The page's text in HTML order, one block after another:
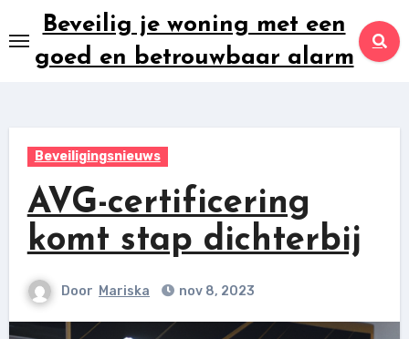
naar
inhoud
Beveilig je woning met een
goed en betrouwbaar alarm
Beveiligingsnieuws
AVG-certificering
komt stap dichterbij
Door Mariska nov 8, 2023